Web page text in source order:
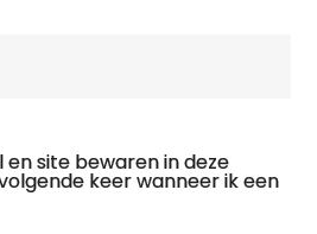
en site bewaren in deze
keer wanneer ik een